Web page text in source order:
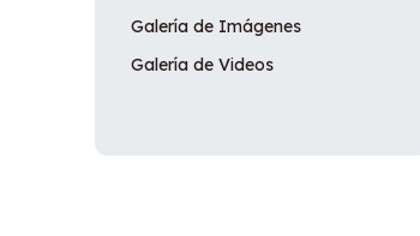
Galería de Imágenes
Galería de Videos